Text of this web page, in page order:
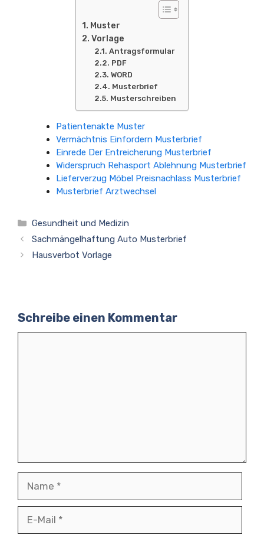
Muster
Vorlage
Antragsformular
PDF
WORD
Musterbrief
Musterschreiben
Patientenakte Muster
Vermächtnis Einfordern Musterbrief
Einrede Der Entreicherung Musterbrief
Widerspruch Rehasport Ablehnung Musterbrief
Lieferverzug Möbel Preisnachlass Musterbrief
Musterbrief Arztwechsel
Kategorien
Gesundheit und Medizin
Sachmängelhaftung Auto Musterbrief
Hausverbot Vorlage
Schreibe einen Kommentar
Mail